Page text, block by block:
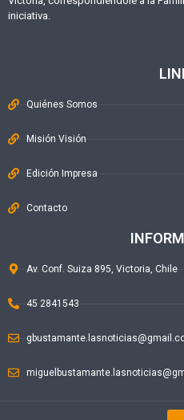
iniciativa.
Quiénes Somos
Misión Visión
Edición Impresa
Contacto
Av. Conf. Suiza 895, Victoria, Chile
45 2841543